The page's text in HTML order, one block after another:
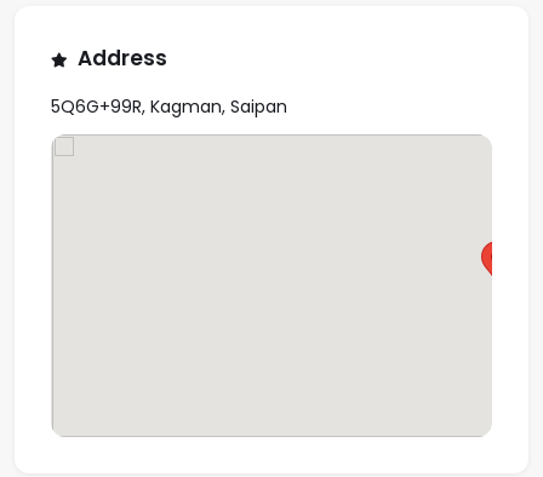
Address
5Q6G+99R, Kagman, Saipan